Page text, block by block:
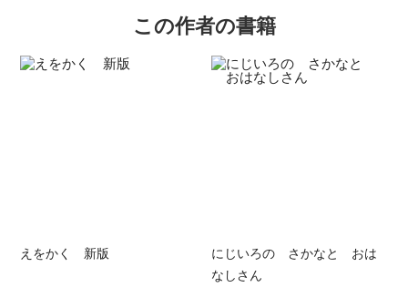
この作者の書籍
えをかく 新版
にじいろの さかなと おは
なしさん